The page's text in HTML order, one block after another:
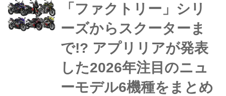
な個性を放つ「イタルジェット」、伝
統と革新を融合させる「ベスパ」、そ
して驚異的な進化を遂げる「CF
MOT...
「ファクトリー」シリ
ーズからスクーターま
で!? アプリリアが発表
した2026年注目のニュ
ーモデル6機種をまとめ